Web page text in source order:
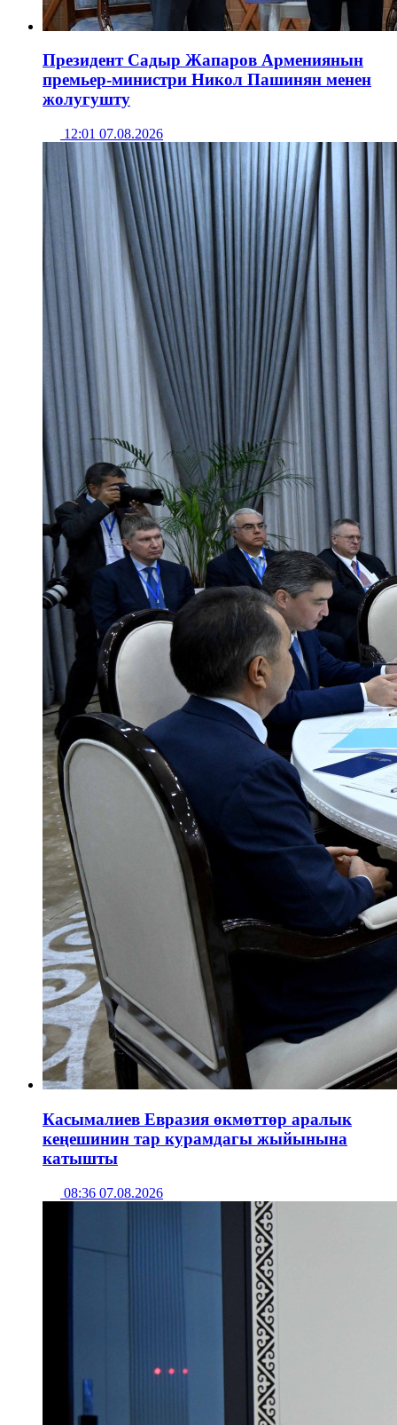
Президент Садыр Жапаров Армениянын
премьер-министри Никол Пашинян менен
жолугушту
12:01 07.08.2026
Касымалиев Евразия өкмөттөр аралык
кеңешинин тар курамдагы жыйынына
катышты
08:36 07.08.2026